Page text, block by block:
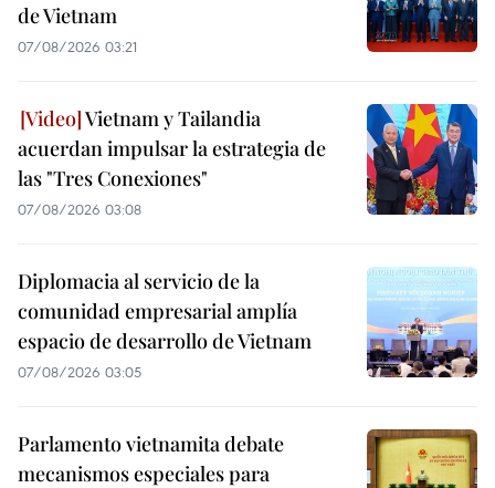
de Vietnam
07/08/2026 03:21
Vietnam y Tailandia
acuerdan impulsar la estrategia de
las "Tres Conexiones"
07/08/2026 03:08
Diplomacia al servicio de la
comunidad empresarial amplía
espacio de desarrollo de Vietnam
07/08/2026 03:05
Parlamento vietnamita debate
mecanismos especiales para